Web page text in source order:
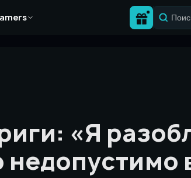
«Я